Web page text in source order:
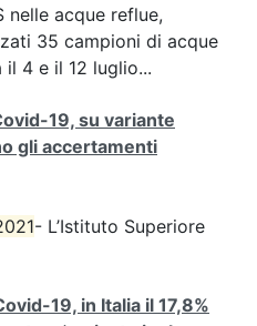
nelle acque reflue,
35 campioni di acque
4 e il 12 luglio...
19, su variante
gli accertamenti
- L’Istituto Superiore
19, in Italia il 17,8%